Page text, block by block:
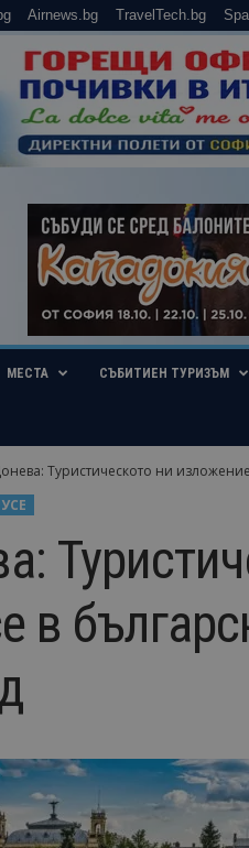
Airnews.bg TravelTech.bg
МЕСТА СЪБИТИЕН ТУРИЗЪМ
Туристическото ни
в